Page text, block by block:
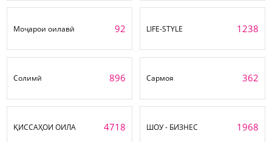
Моҷарои оилавӣ 92 LIFE-STYLE 1238
Солимӣ 896 Сармоя 362
ҚИССАҲОИ ОИЛА 4718 ШОУ - БИЗНЕС 1968